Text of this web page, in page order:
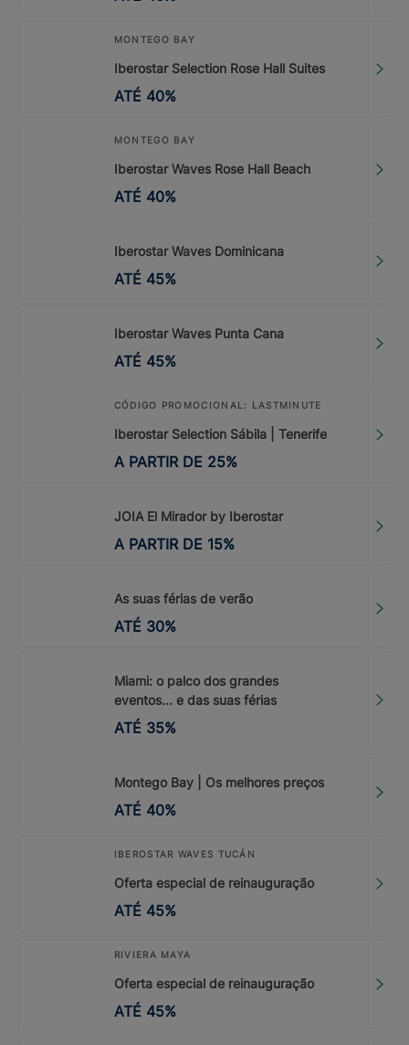
MONTEGO BAY
Iberostar Selection Rose Hall Suites
ATÉ 40%
MONTEGO BAY
Iberostar Waves Rose Hall Beach
ATÉ 40%
Iberostar Waves Dominicana
ATÉ 45%
Iberostar Waves Punta Cana
ATÉ 45%
CÓDIGO PROMOCIONAL: LASTMINUTE
Iberostar Selection Sábila | Tenerife
A PARTIR DE 25%
JOIA El Mirador by Iberostar
A PARTIR DE 15%
As suas férias de verão
ATÉ 30%
Miami: o palco dos grandes
eventos... e das suas férias
ATÉ 35%
Montego Bay | Os melhores preços
ATÉ 40%
IBEROSTAR WAVES TUCÁN
Oferta especial de reinauguração
ATÉ 45%
RIVIERA MAYA
Oferta especial de reinauguração
ATÉ 45%